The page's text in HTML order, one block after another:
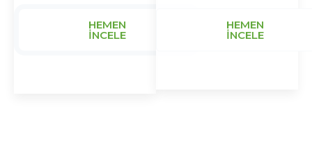
HEMEN
İNCELE
HEMEN
İNCELE